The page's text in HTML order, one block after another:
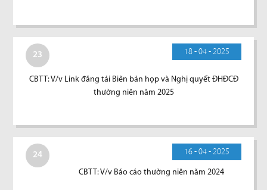
23 18 - 04 - 2025
CBTT: V/v Link đăng tải Biên bản họp và Nghị quyết ĐHĐCĐ
thường niên năm 2025
24 16 - 04 - 2025
CBTT: V/v Báo cáo thường niên năm 2024